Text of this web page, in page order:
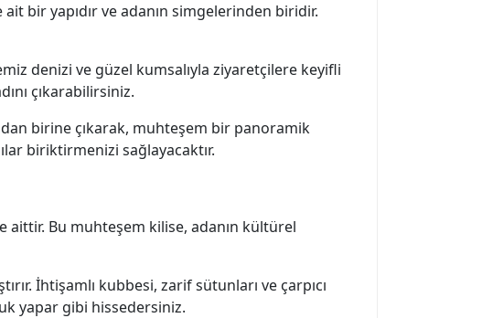
bir yapıdır ve adanın simgelerinden biridir.
denizi ve güzel kumsalıyla ziyaretçilere keyifli
çıkarabilirsiniz.
birine çıkarak, muhteşem bir panoramik
biriktirmenizi sağlayacaktır.
aittir. Bu muhteşem kilise, adanın kültürel
İhtişamlı kubbesi, zarif sütunları ve çarpıcı
yapar gibi hissedersiniz.